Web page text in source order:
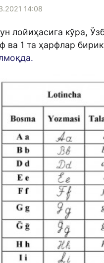
14:08
лойиҳасига кўра,
ва 1 та ҳарфлар